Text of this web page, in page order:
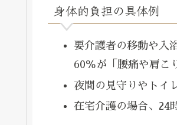
身体的負担の具体例
要介護者の移動や入
60％が「腰痛や肩こ
夜間の見守りやトイ
在宅介護の場合、24